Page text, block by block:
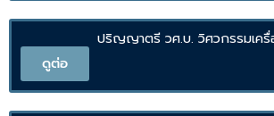
ปริญญาตรี วศ.บ. วิศวกรรมเค
ดูต่อ